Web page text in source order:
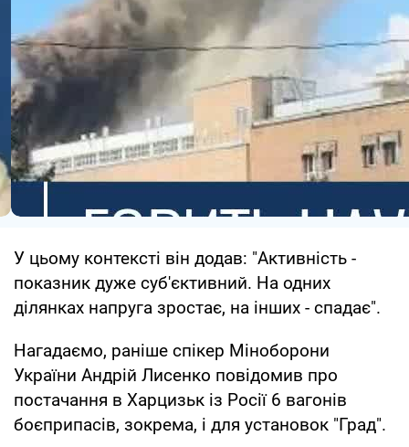
У цьому контексті він додав: "Активність -
показник дуже суб'єктивний. На одних
ділянках напруга зростає, на інших - спадає".
Нагадаємо, раніше спікер Міноборони
України Андрій Лисенко повідомив про
постачання в Харцизьк із Росії 6 вагонів
боєприпасів, зокрема, і для установок "Град".